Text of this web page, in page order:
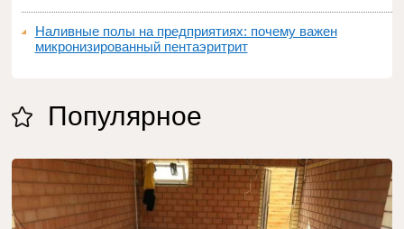
Наливные полы на предприятиях: почему важен
микронизированный пентаэритрит
Популярное